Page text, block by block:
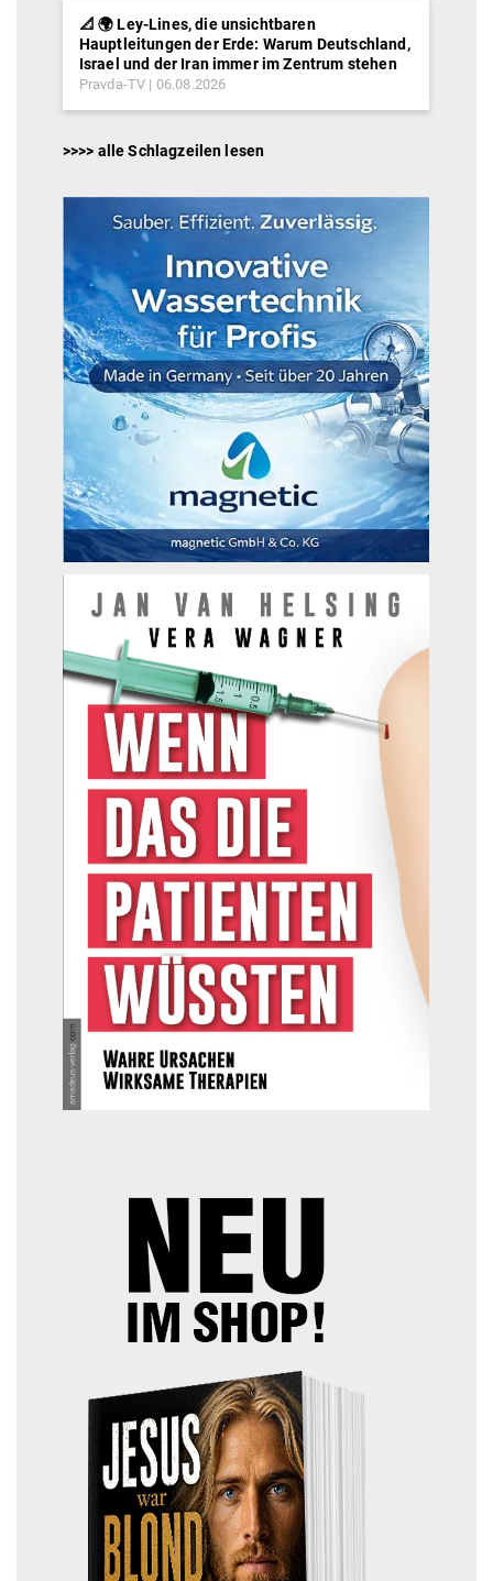
📐 🌍 Ley-Lines, die unsichtbaren
Hauptleitungen der Erde: Warum Deutschland,
Israel und der Iran immer im Zentrum stehen
Pravda-TV 06.08.2026
>>>> alle Schlagzeilen lesen